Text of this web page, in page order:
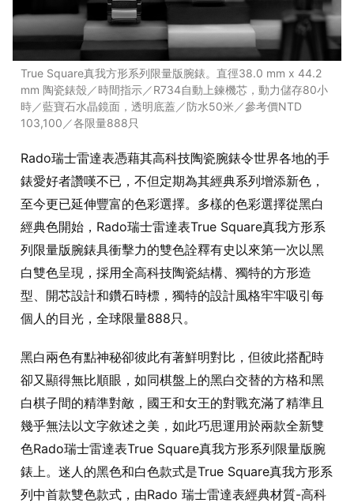
True Square真我方形系列限量版腕錶。直徑38.0 mm x 44.2
mm 陶瓷錶殼／時間指示／R734自動上鍊機芯，動力儲存80小
時／藍寶石水晶鏡面，透明底蓋／防水50米／參考價NTD
103,100／各限量888只
Rado瑞士雷達表憑藉其高科技陶瓷腕錶令世界各地的手
錶愛好者讚嘆不已，不但定期為其經典系列增添新色，
至今更已延伸豐富的色彩選擇。多樣的色彩選擇從黑白
經典色開始，Rado瑞士雷達表True Square真我方形系
列限量版腕錶具衝擊力的雙色詮釋有史以來第一次以黑
白雙色呈現，採用全高科技陶瓷結構、獨特的方形造
型、開芯設計和鑽石時標，獨特的設計風格牢牢吸引每
個人的目光，全球限量888只。
黑白兩色有點神秘卻彼此有著鮮明對比，但彼此搭配時
卻又顯得無比順眼，如同棋盤上的黑白交替的方格和黑
白棋子間的精準對敵，國王和女王的對戰充滿了精準且
幾乎無法以文字敘述之美，如此巧思運用於兩款全新雙
色Rado瑞士雷達表True Square真我方形系列限量版腕
錶上。迷人的黑色和白色款式是True Square真我方形系
列中首款雙色款式，由Rado 瑞士雷達表經典材質-高科